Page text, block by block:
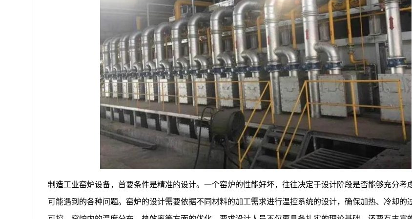
制造工业窑炉设备，首要条件是精准的设计。一个窑炉的性能好坏，往往决定于设计阶段是否能够充分考
可能遇到的各种问题。窑炉的设计需要依据不同材料的加工需求进行温控系统的设计，确保加热、冷却的